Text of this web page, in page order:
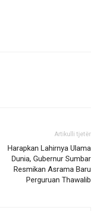
Artikulli tjetër
Harapkan Lahirnya Ulama
Dunia, Gubernur Sumbar
Resmikan Asrama Baru
Perguruan Thawalib